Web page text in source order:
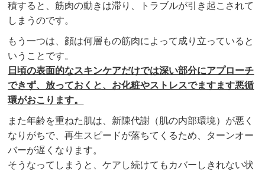
積すると、筋肉の動きは滞り、トラブルが引き起こされて
しまうのです。
もう一つは、顔は何層もの筋肉によって成り立っていると
いうことです。
日頃の表面的なスキンケアだけでは深い部分にアプローチ
できず、放っておくと、お化粧やストレスでますます悪循
環がおこります。
また年齢を重ねた肌は、新陳代謝（肌の内部環境）が悪く
なりがちで、再生スピードが落ちてくるため、ターンオー
バーが遅くなります。
そうなってしまうと、ケアし続けてもカバーしきれない状